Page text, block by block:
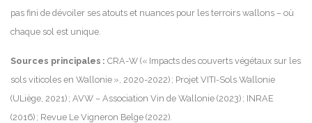
pas fini de dévoiler ses atouts et nuances pour les terroirs wallons – où
chaque sol est unique.
Sources principales : CRA-W (« Impacts des couverts végétaux sur les
sols viticoles en Wallonie », 2020-2022) ; Projet VITI-Sols Wallonie
(ULiège, 2021) ; AVW – Association Vin de Wallonie (2023) ; INRAE
(2016) ; Revue Le Vigneron Belge (2022).